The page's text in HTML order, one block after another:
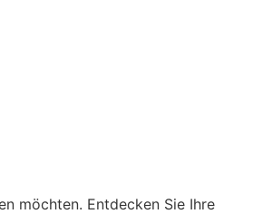
möchten. Entdecken Sie Ihre